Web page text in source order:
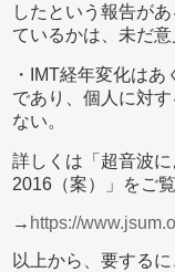
したという報告が
ているかは、未だ意
・IMT経年変化は
であり、個人に対
ない。
詳しくは「超音波
2016（案）」をご
→ https://
以上から、要する